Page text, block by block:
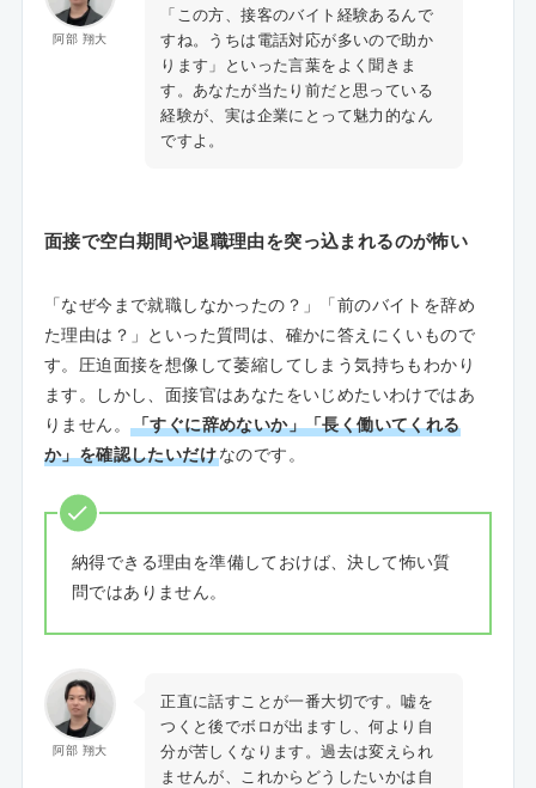
阿部 翔大
「この方、接客のバイト経験あるんで
すね。うちは電話対応が多いので助か
ります」といった言葉をよく聞きま
す。あなたが当たり前だと思っている
経験が、実は企業にとって魅力的なん
ですよ。
面接で空白期間や退職理由を突っ込まれるのが怖い
「なぜ今まで就職しなかったの？」「前のバイトを辞め
た理由は？」といった質問は、確かに答えにくいもので
す。圧迫面接を想像して萎縮してしまう気持ちもわかり
ます。しかし、面接官はあなたをいじめたいわけではあ
りません。
「すぐに辞めないか」「長く働いてくれる
か」を確認したいだけなのです。
納得できる理由を準備しておけば、決して怖い質
問ではありません。
阿部 翔大
正直に話すことが一番大切です。嘘を
つくと後でボロが出ますし、何より自
分が苦しくなります。過去は変えられ
ませんが、これからどうしたいかは自